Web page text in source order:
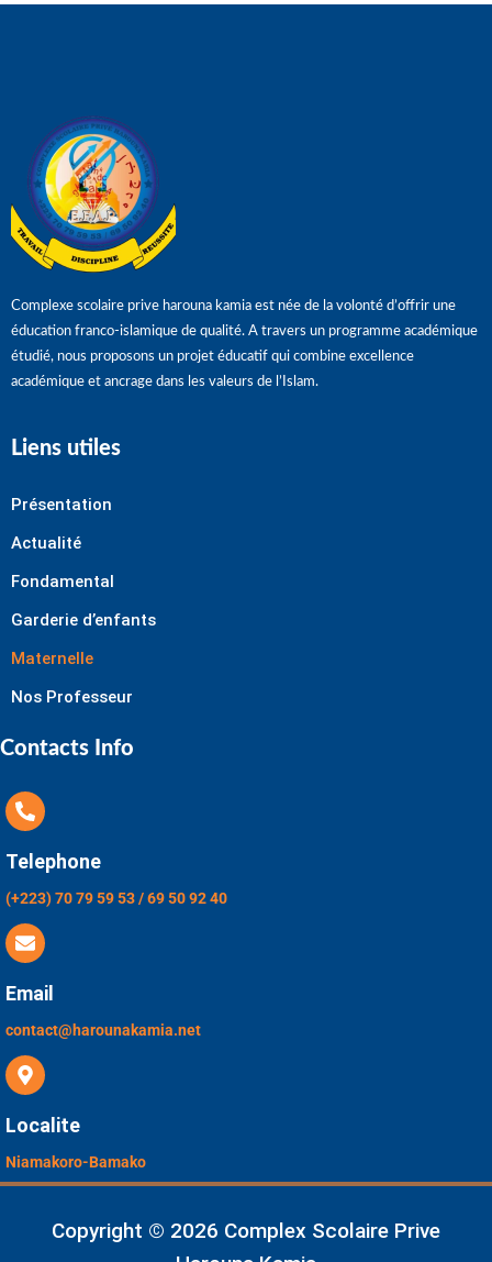
Complexe scolaire prive harouna kamia est née de la volonté d’offrir une
éducation franco-islamique de qualité. A travers un programme académique
étudié, nous proposons un projet éducatif qui combine excellence
académique et ancrage dans les valeurs de l’Islam.
Liens utiles
Présentation
Actualité
Fondamental
Garderie d’enfants
Maternelle
Nos Professeur
Contacts Info
Telephone
(+223) 70 79 59 53 / 69 50 92 40
Email
contact@harounakamia.net
Localite
Niamakoro-Bamako
Copyright © 2026 Complex Scolaire Prive